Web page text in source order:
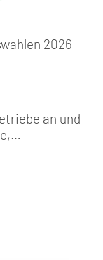
2026
an und